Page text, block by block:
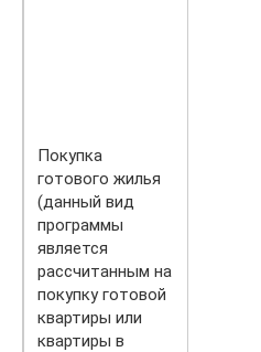
Покупка
готового жилья
(данный вид
программы
является
рассчитанным на
покупку готовой
квартиры или
квартиры в